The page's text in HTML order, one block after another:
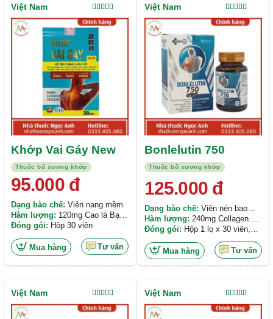
phong. 10mcg Vitamin B12.
40mg cao Xuyên khung.
Thuốc bổ xương khớp
Khớp Vai Gáy New
Được xếp
hạng4.50
5 sao
95.000đ
Dạng bào chế: Viên nang mềm
Hàm lượng: 120mg Cao lá Bạch
quả. 2mg Selenium yeast
các thảo mộc gồm: 400mg Độc
hoạt; 750mg Ngưu tất; 200mg
Bạch chỉ;...
Đóng gói: Hộp 30 viên
Mua hàng Tư vấn
Việt Nam
Thuốc bổ xương khớp
Bonlelutin 750
Được xếp
hạng5.00
125.000đ
Sản
này
có
biến
thể.
tùy
thể
chọn
Dạng bào chế: Viên nén bao
phim
Hàm lượng: 240mg Collagen.
750mg Glucosamin HCl. 240mg
Chondroitin sulfat natri. 250mg
MSM...
Đóng gói: Hộp 1 lọ x 30 viên,
Mua hàng
Tư vấn
Việt Nam
Được xếp
hạng4.50
Việt Nam
Được xếp
hạng4.00
Việt Nam